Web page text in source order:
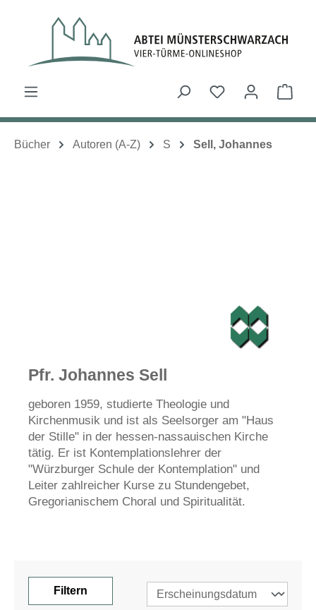
Zum Hauptinhalt springen
Du hast 0
Bücher Autoren (A-Z) S Sell, Johannes
Pfr. Johannes Sell
geboren 1959, studierte Theologie und
Kirchenmusik und ist als Seelsorger am "Haus
der Stille" in der hessen-nassauischen Kirche
tätig. Er ist Kontemplationslehrer der
"Würzburger Schule der Kontemplation" und
Leiter zahlreicher Kurse zu Stundengebet,
Gregorianischem Choral und Spiritualität.
Filtern